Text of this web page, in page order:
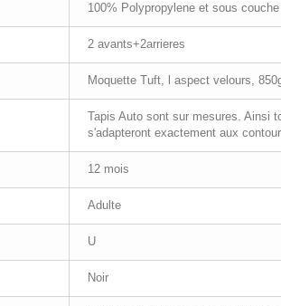
100% Polypropylene et sous
2 avants+2arrieres
Moquette Tuft, l aspect velours,
Tapis Auto sont sur mesures. Ainsi
s'adapteront exactement aux
12 mois
Adulte
U
Noir